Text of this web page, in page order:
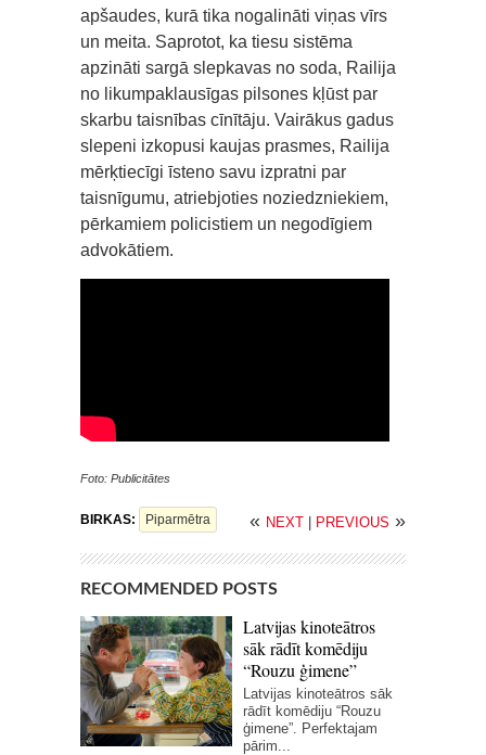
apšaudes, kurā tika nogalināti viņas vīrs
un meita. Saprotot, ka tiesu sistēma
apzināti sargā slepkavas no soda, Railija
no likumpaklausīgas pilsones kļūst par
skarbu taisnības cīnītāju. Vairākus gadus
slepeni izkopusi kaujas prasmes, Railija
mērķtiecīgi īsteno savu izpratni par
taisnīgumu, atriebjoties noziedzniekiem,
pērkamiem policistiem un negodīgiem
advokātiem.
Foto: Publicitātes
BIRKAS: Piparmētra « NEXT PREVIOUS »
RECOMMENDED POSTS
Latvijas kinoteātros
sāk rādīt komēdiju
“Rouzu ģimene”
Latvijas kinoteātros sāk
rādīt komēdiju “Rouzu
ģimene”. Perfektajam
pārim...